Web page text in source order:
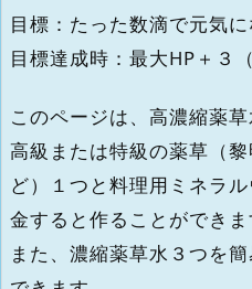
目標：たった数滴で元気
目標達成時：最大HP＋３
このページは、高濃縮薬
高級または特級の薬草（
ど）１つと料理用ミネラ
金すると作ることができま
また、濃縮薬草水３つを